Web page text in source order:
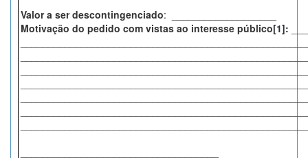
Valor a ser descontingenciado: ___________________
Motivação do pedido com vistas ao interesse público[1]: